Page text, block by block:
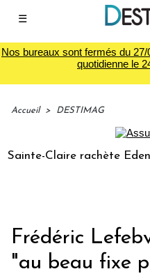
☰
Nos bureaux sont fermés du
quotidienne le
Accueil > DESTIMAG
Claire rachète Eden
Frédéric
"au beau fixe